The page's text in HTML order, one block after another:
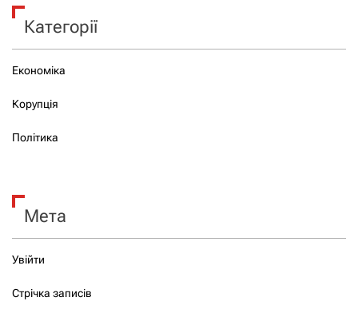
Категорії
Економіка
Корупція
Політика
Мета
Увійти
Стрічка записів